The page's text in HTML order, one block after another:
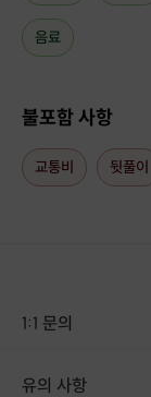
음료
불포함 사항
교통비 뒷풀이
1:1 문의
유의 사항